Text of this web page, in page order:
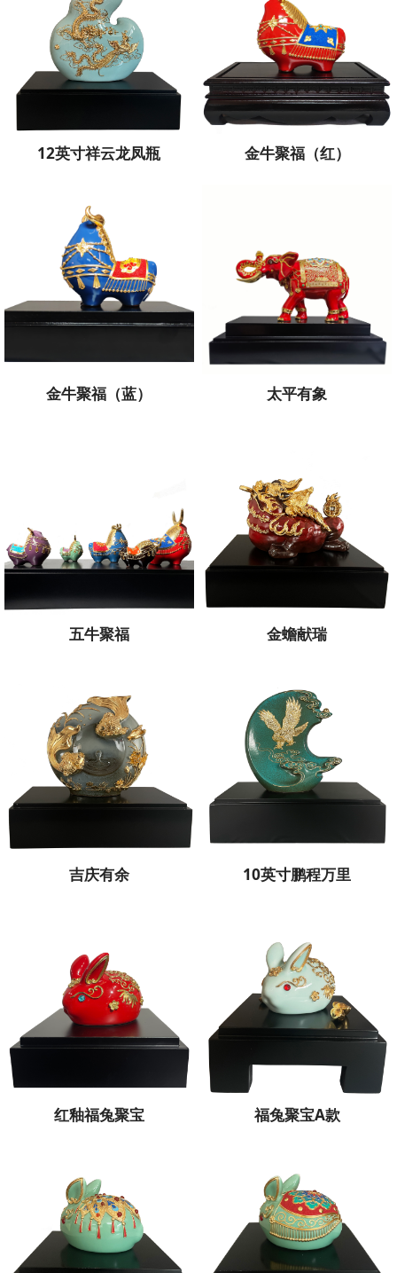
12英寸祥云龙凤瓶 金牛聚福（红）
金牛聚福（蓝） 太平有象
五牛聚福 金蟾献瑞
吉庆有余 10英寸鹏程万里
红釉福兔聚宝 福兔聚宝A款